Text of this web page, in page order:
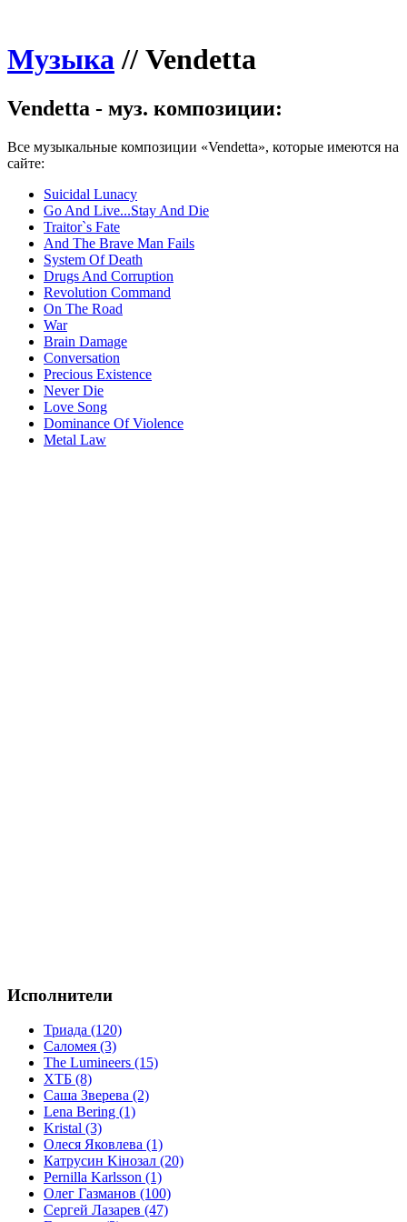
Музыка// Vendetta
Vendetta - муз. композиции:
Все музыкальные композиции «Vendetta», которые имеются на
сайте:
Suicidal Lunacy
Go And Live...Stay And Die
Traitor`s Fate
And The Brave Man Fails
System Of Death
Drugs And Corruption
Revolution Command
On The Road
War
Brain Damage
Conversation
Precious Existence
Never Die
Love Song
Dominance Of Violence
Metal Law
Исполнители
Триада (120)
Саломея (3)
The Lumineers (15)
ХТБ (8)
Саша Зверева (2)
Lena Bering (1)
Kristal (3)
Олеся Яковлева (1)
Катрусин Kінозал (20)
Pernilla Karlsson (1)
Олег Газманов (100)
Сергей Лазарев (47)